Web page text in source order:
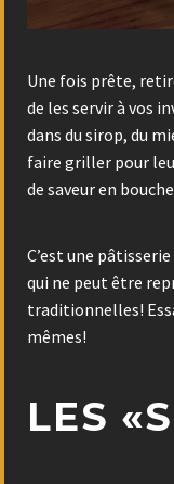
Une fois prête,
de les servir à vos
dans du sirop, du
faire griller pour
de saveur en
C’est une
qui ne peut être
traditionnelles!
mêmes!
LES